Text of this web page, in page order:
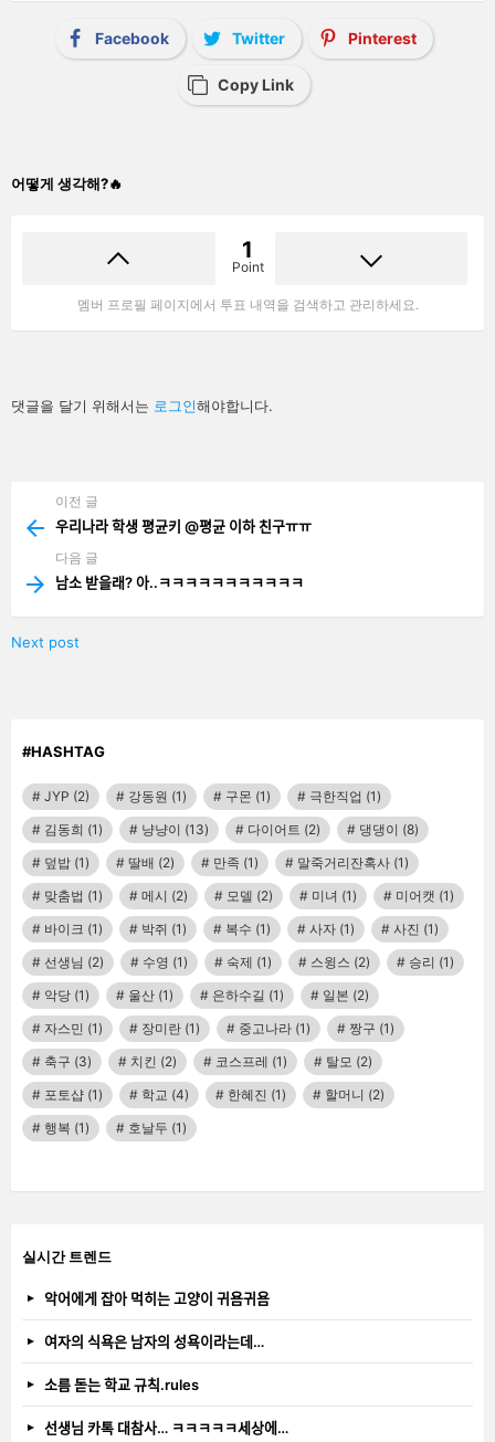
Facebook Twitter Pinterest
Copy Link
어떻게 생각해?🔥
1
Point
멤버 프로필 페이지에서 투표 내역을 검색하고 관리하세요.
답
글
댓글을 달기 위해서는 로그인해야합니다.
more
이전 글
우리나라 학생 평균키 @평균 이하 친구ㅠㅠ
다음 글
남소 받을래? 아..ㅋㅋㅋㅋㅋㅋㅋㅋㅋㅋㅋ
Next post
#HASHTAG
JYP (2) 강동원 (1) 구몬 (1) 극한직업 (1)
김동희 (1) 냥냥이 (13) 다이어트 (2) 댕댕이 (8)
덮밥 (1) 딸배 (2) 만족 (1) 말죽거리잔혹사 (1)
맞춤법 (1) 메시 (2) 모델 (2) 미녀 (1) 미어캣 (1)
바이크 (1) 박쥐 (1) 복수 (1) 사자 (1) 사진 (1)
선생님 (2) 수영 (1) 숙제 (1) 스윙스 (2) 승리 (1)
악당 (1) 울산 (1) 은하수길 (1) 일본 (2)
자스민 (1) 장미란 (1) 중고나라 (1) 짱구 (1)
축구 (3) 치킨 (2) 코스프레 (1) 탈모 (2)
포토샵 (1) 학교 (4) 한혜진 (1) 할머니 (2)
행복 (1) 호날두 (1)
실시간 트렌드
악어에게 잡아 먹히는 고양이 귀욤귀욤
여자의 식욕은 남자의 성욕이라는데…
소름 돋는 학교 규칙.rules
선생님 카톡 대참사… ㅋㅋㅋㅋㅋ세상에…